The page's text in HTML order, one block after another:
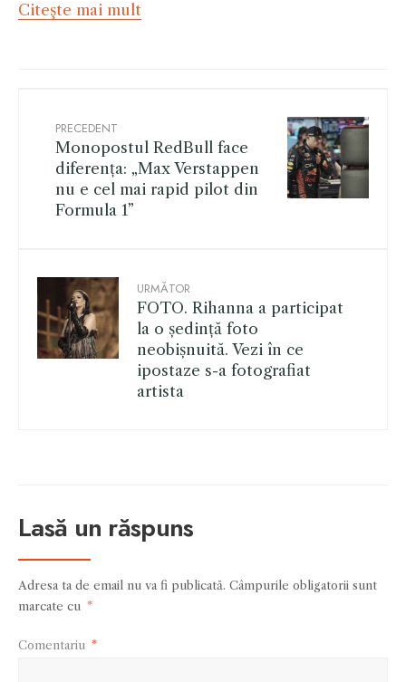
Citeşte mai mult
PRECEDENT
Monopostul RedBull face
diferența: „Max Verstappen
nu e cel mai rapid pilot din
Formula 1”
URMĂTOR
FOTO. Rihanna a participat
la o ședință foto
neobișnuită. Vezi în ce
ipostaze s-a fotografiat
artista
Lasă un răspuns
Adresa ta de email nu va fi publicată. Câmpurile obligatorii sunt
marcate cu *
Comentariu *